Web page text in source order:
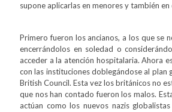
supone aplicarlas en menores y también en
Primero fueron los ancianos, a los que se
encerrándolos en soledad o
acceder a la atención hospitalaria. Ahora
con las instituciones doblegándose al plan
British Council. Esta vez los británicos no
que nos han contado fueron los malos.
actúan como los nuevos nazis